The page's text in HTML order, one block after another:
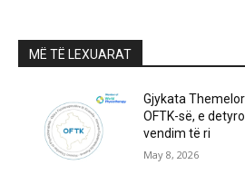
MË TË LEXUARAT
Gjykata
OFTK-së, e
vendim të ri
May 8, 2026